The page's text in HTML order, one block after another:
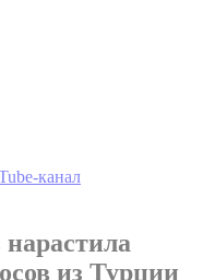
канал
нарастила
из Турции